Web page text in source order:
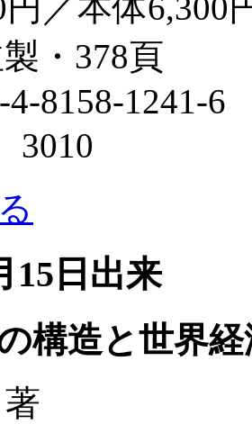
・378頁
8158-1241-6
15日出来
構造と世界